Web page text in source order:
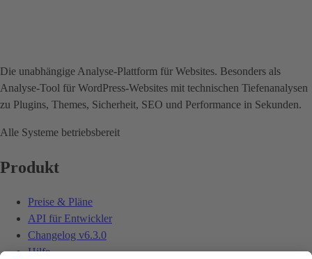
Die unabhängige Analyse-Plattform für Websites. Besonders als
Analyse-Tool für WordPress-Websites mit technischen Tiefenanalysen
zu Plugins, Themes, Sicherheit, SEO und Performance in Sekunden.
Alle Systeme betriebsbereit
Produkt
Preise & Pläne
API für Entwickler
Changelog v6.3.0
Hilfe